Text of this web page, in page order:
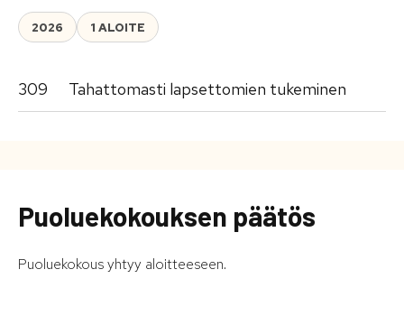
2026 1 ALOITE
309 Tahattomasti lapsettomien tukeminen
Puoluekokouksen päätös
Puoluekokous yhtyy aloitteeseen.